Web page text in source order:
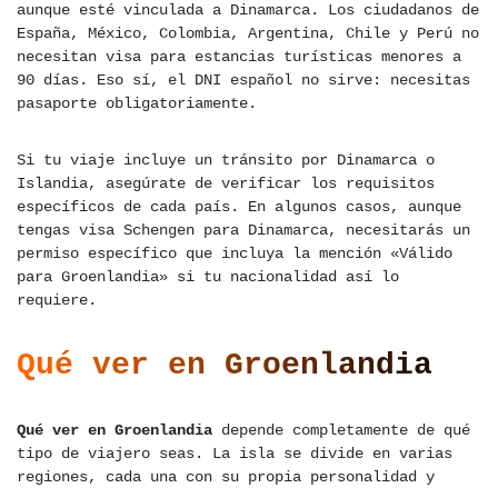
aunque esté vinculada a Dinamarca. Los ciudadanos de
España, México, Colombia, Argentina, Chile y Perú no
necesitan visa para estancias turísticas menores a
90 días. Eso sí, el DNI español no sirve: necesitas
pasaporte obligatoriamente.
Si tu viaje incluye un tránsito por Dinamarca o
Islandia, asegúrate de verificar los requisitos
específicos de cada país. En algunos casos, aunque
tengas visa Schengen para Dinamarca, necesitarás un
permiso específico que incluya la mención «Válido
para Groenlandia» si tu nacionalidad así lo
requiere.
Qué ver en Groenlandia
Qué ver en Groenlandia depende completamente de qué
tipo de viajero seas. La isla se divide en varias
regiones, cada una con su propia personalidad y